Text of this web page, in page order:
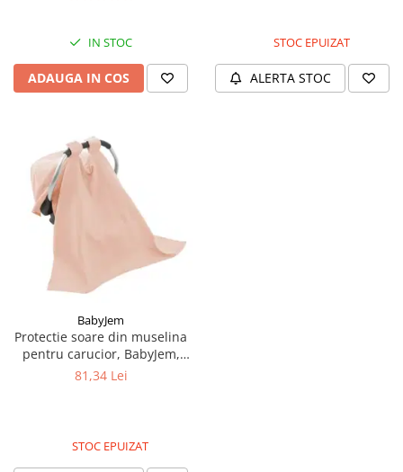
IN STOC
ADAUGA IN COS
STOC EPUIZAT
ALERTA STOC
BabyJem
Protectie soare din muselina
pentru carucior, BabyJem,
90x110 cm, Somon
81,34 Lei
STOC EPUIZAT